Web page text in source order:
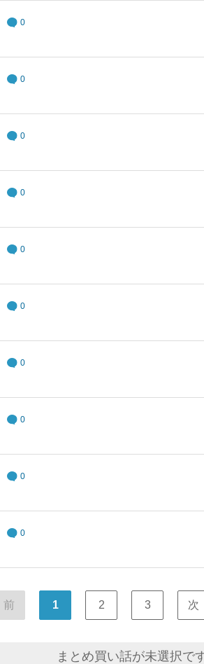
0
0
0
0
0
0
0
0
0
0
前 1 2 3 次
まとめ買い話が未選択で